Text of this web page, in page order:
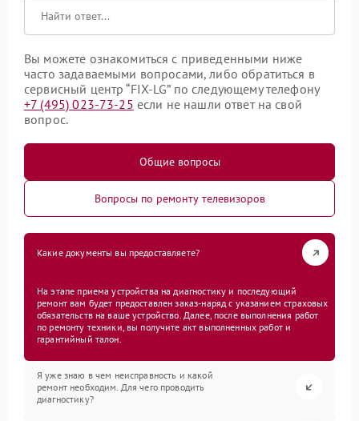
Вы можете ознакомиться с приведенными ниже
часто задаваемыми вопросами, либо обратиться в
сервисный центр “FIX-LG” по следующему телефону
+7 (495) 023-73-25 если не нашли ответ на свой
вопрос.
Общие вопросы
Вопросы по ремонту телевизоров
Какие документы вы предоставляете?
На этапе приема устройства на диагностику и последующий
ремонт вам будет предоставлен заказ-наряд с указанием страховых
обязательств на ваше устройство. Далее, после выполнения работ
по ремонту техники, вы получите акт выполненных работ и
гарантийный талон.
Я уже знаю в чем неисправность и какой
ремонт необходим. Для чего проводить
диагностику?